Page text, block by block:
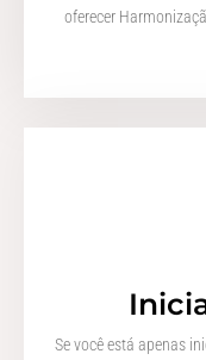
oferecer
Se você está apenas